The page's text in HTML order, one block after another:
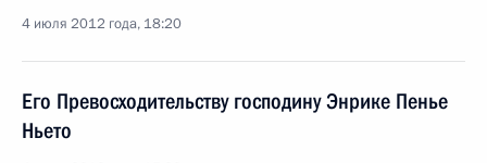
4 июля 2012 года, 18:20
Его Превосходительству господину Энрике Пенье
Ньето